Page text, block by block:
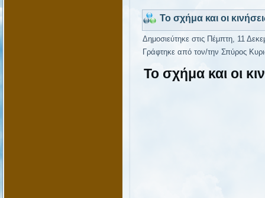
Το σχήμα και οι
Δημοσιεύτηκε στις Πέμπτη, 11
Γράφτηκε από τον/την Σπύρος
Το σχήμα και οι